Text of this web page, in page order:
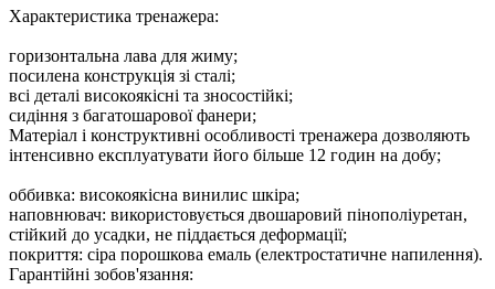
Характеристика тренажера:
горизонтальна лава для жиму;
посилена конструкція зі сталі;
всі деталі високоякісні та зносостійкі;
сидіння з багатошарової фанери;
Матеріал і конструктивні особливості тренажера дозволяють
інтенсивно експлуатувати його більше 12 годин на добу;
оббивка: високоякісна винилис шкіра;
наповнювач: використовується двошаровий пінополіуретан,
стійкий до усадки, не піддається деформації;
покриття: сіра порошкова емаль (електростатичне напилення).
Гарантійні зобов'язання: